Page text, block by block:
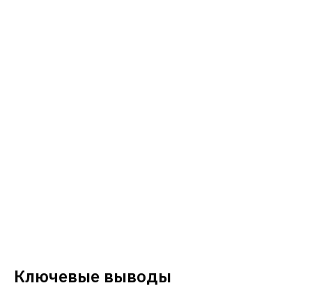
Ключевые выводы